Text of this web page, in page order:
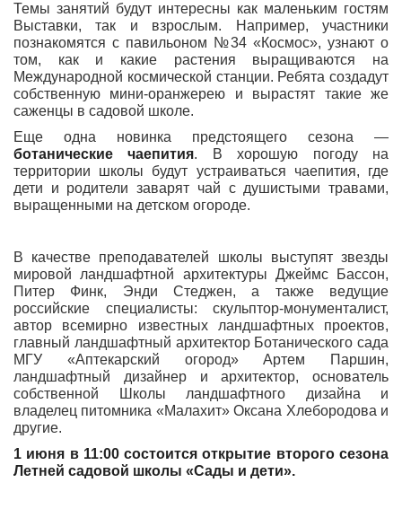
Темы занятий будут интересны как маленьким гостям
Выставки, так и взрослым. Например, участники
познакомятся с павильоном №34 «Космос», узнают о
том, как и какие растения выращиваются на
Международной космической станции. Ребята создадут
собственную мини-оранжерею и вырастят такие же
саженцы в садовой школе.
Еще одна новинка предстоящего сезона —
ботанические чаепития. В хорошую погоду на
территории школы будут устраиваться чаепития, где
дети и родители заварят чай с душистыми травами,
выращенными на детском огороде.
В качестве преподавателей школы выступят звезды
мировой ландшафтной архитектуры Джеймс Бассон,
Питер Финк, Энди Стеджен, а также ведущие
российские специалисты: скульптор-монументалист,
автор всемирно известных ландшафтных проектов,
главный ландшафтный архитектор Ботанического сада
МГУ «Аптекарский огород» Артем Паршин,
ландшафтный дизайнер и архитектор, основатель
собственной Школы ландшафтного дизайна и
владелец питомника «Малахит» Оксана Хлебородова и
другие.
1 июня в 11:00 состоится открытие второго сезона
Летней садовой школы «Сады и дети».